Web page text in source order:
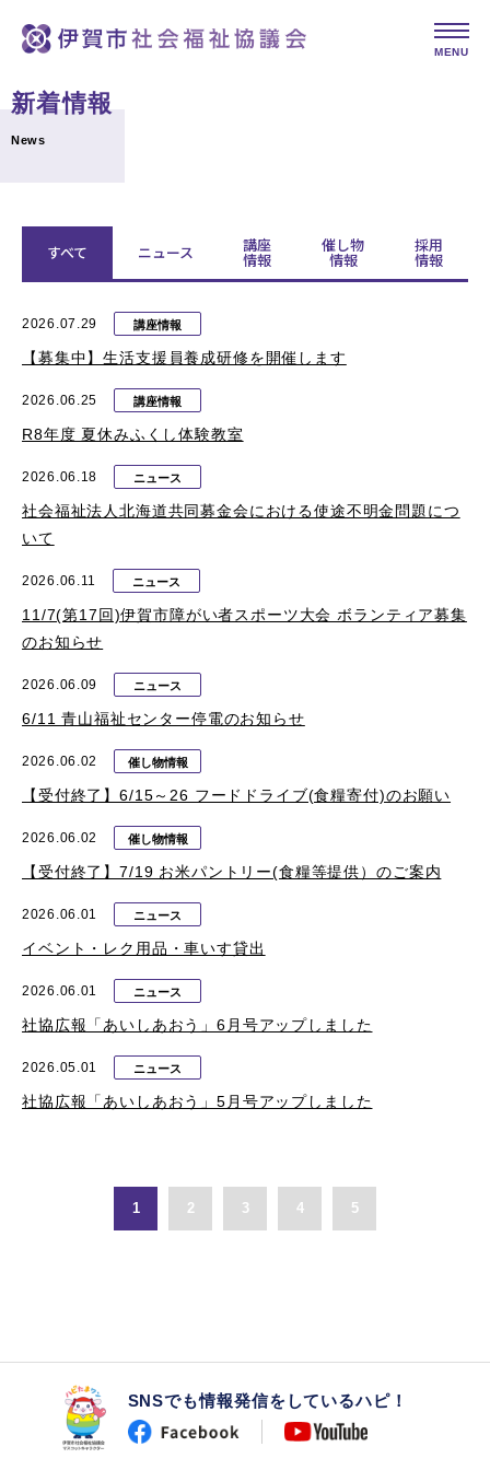
MENU
新着情報
News
すべて ニュース 講座
情報
催し物
情報
採用
情報
2026.07.29 講座情報
【募集中】生活支援員養成研修を開催します
2026.06.25 講座情報
R8年度 夏休みふくし体験教室
2026.06.18 ニュース
社会福祉法人北海道共同募金会における使途不明金問題につ
いて
2026.06.11 ニュース
11/7(第17回)伊賀市障がい者スポーツ大会 ボランティア募集
のお知らせ
2026.06.09 ニュース
6/11 青山福祉センター停電のお知らせ
2026.06.02 催し物情報
【受付終了】6/15～26 フードドライブ(食糧寄付)のお願い
2026.06.02 催し物情報
【受付終了】7/19 お米パントリー(食糧等提供）のご案内
2026.06.01 ニュース
イベント・レク用品・車いす貸出
2026.06.01 ニュース
社協広報「あいしあおう」6月号アップしました
2026.05.01 ニュース
社協広報「あいしあおう」5月号アップしました
1 2 3 4 5
SNSでも情報発信をしているハピ！